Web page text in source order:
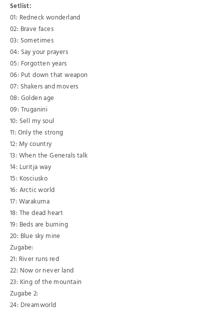
Setlist:
01: Redneck wonderland
02: Brave faces
03: Sometimes
04: Say your prayers
05: Forgotten years
06: Put down that weapon
07: Shakers and movers
08: Golden age
09: Truganini
10: Sell my soul
11: Only the strong
12: My country
13: When the Generals talk
14: Luritja way
15: Kosciusko
16: Arctic world
17: Warakurna
18: The dead heart
19: Beds are burning
20: Blue sky mine
Zugabe:
21: River runs red
22: Now or never land
23: King of the mountain
Zugabe 2:
24: Dreamworld